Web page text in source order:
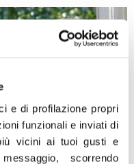
e di profilazione propri
funzionali e inviati di
vicini ai tuoi gusti e
scorrendo